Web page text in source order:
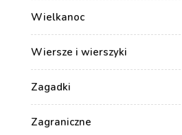
Wielkanoc
Wiersze i wierszyki
Zagadki
Zagraniczne